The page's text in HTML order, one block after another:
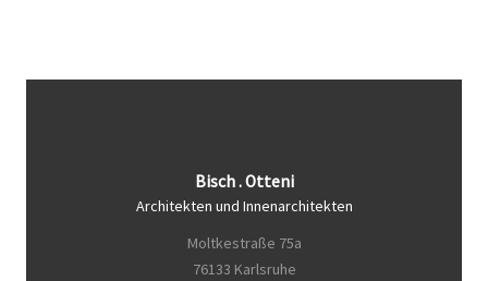
Bisch . Otteni
Architekten und Innenarchitekten
Moltkestraße 75a
76133 Karlsruhe